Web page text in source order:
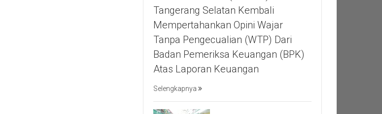
Tangerang Selatan Kembali
Mempertahankan Opini Wajar
Tanpa Pengecualian (WTP) Dari
Badan Pemeriksa Keuangan (BPK)
Atas Laporan Keuangan
Selengkapnya